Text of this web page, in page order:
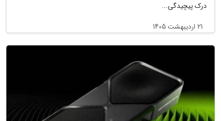
درک پیچیدگی...
21 اردیبهشت 1405